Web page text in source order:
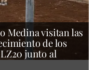
Medina visitan las
de los
junto al